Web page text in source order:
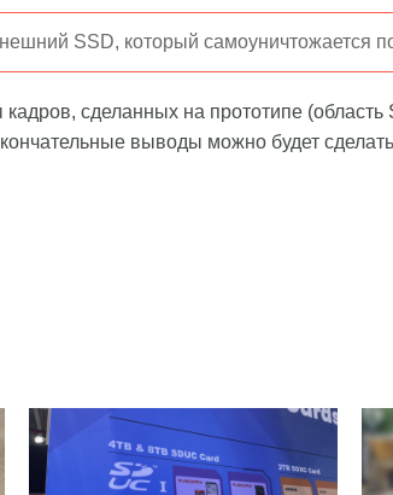
SSD, который самоуничтожается
сделанных на прототипе
выводы можно будет